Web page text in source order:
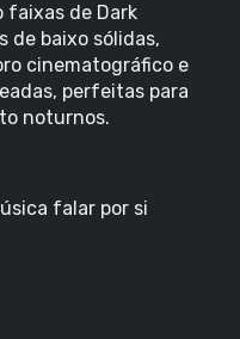
faixas de Dark
de baixo sólidas,
cinematográfico e
perfeitas para
noturnos.
falar por si